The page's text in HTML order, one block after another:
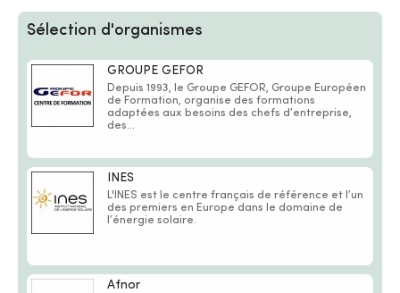
Sélection d'organismes
GROUPE GEFOR
Depuis 1993, le Groupe GEFOR, Groupe Européen
de Formation, organise des formations
adaptées aux besoins des chefs d’entreprise,
des...
INES
L'INES est le centre français de référence et l’un
des premiers en Europe dans le domaine de
l’énergie solaire.
Afnor